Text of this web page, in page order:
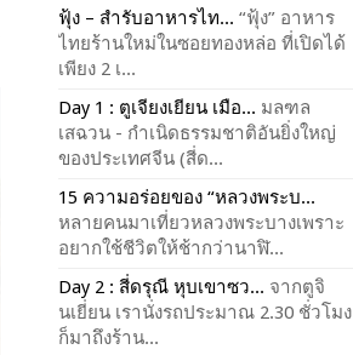
ฟุ้ง – สำรับอาหารไท... “ฟุ้ง” อาหาร
ไทยร้านใหม่ในซอยทองหล่อ ที่เปิดได้
เพียง 2 เ...
Day 1 : ตูเจียงเยียน เมือ... มลฑล
เสฉวน - กำเนิดธรรมชาติอันยิ่งใหญ่
ของประเทศจีน (สี่ด...
15 ความอร่อยของ “หลวงพระบ...
หลายคนมาเที่ยวหลวงพระบางเพราะ
อยากใช้ชีวิตให้ช้ากว่านาฬิ...
Day 2 : สี่ดรุณี หุบเขาซว... จากตูจิ
นเยี่ยน เรานั่งรถประมาณ 2.30 ชั่วโมง
ก็มาถึงร้าน...